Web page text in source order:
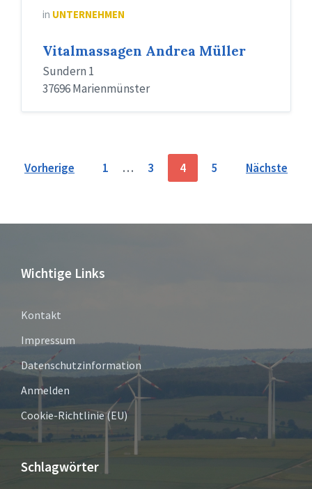
in UNTERNEHMEN
Vitalmassagen Andrea Müller
Sundern 1
37696 Marienmünster
Seitennummerierung
Beiträge
Vorherige 1 … 3 4 5 Nächste
Wichtige Links
Kontakt
Impressum
Datenschutzinformation
Anmelden
Cookie-Richtlinie (EU)
Schlagwörter